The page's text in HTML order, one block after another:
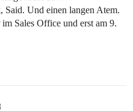
Said. Und einen langen Atem.
Sales Office und erst am 9.